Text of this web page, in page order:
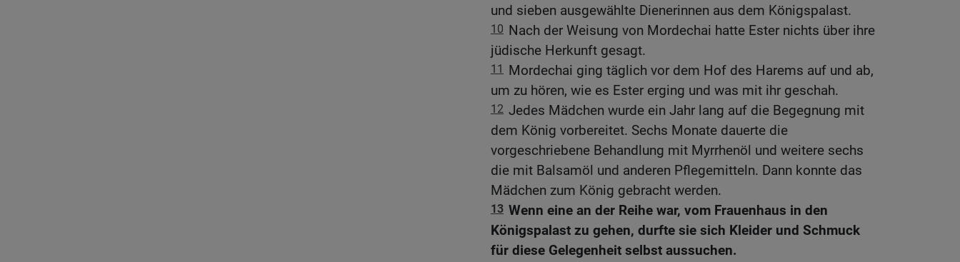
und sieben ausgewählte Dienerinnen aus dem Königspalast.
10 Nach der Weisung von Mordechai hatte Ester nichts über ihre
jüdische Herkunft gesagt.
11
Mordechai ging täglich vor dem Hof des Harems auf und ab,
um zu hören, wie es Ester erging und was mit ihr geschah.
12 Jedes Mädchen wurde ein Jahr lang auf die Begegnung mit
dem König vorbereitet. Sechs Monate dauerte die
vorgeschriebene Behandlung mit Myrrhenöl und weitere sechs
die mit Balsamöl und anderen Pflegemitteln. Dann konnte das
Mädchen zum König gebracht werden.
13 Wenn eine an der Reihe war, vom Frauenhaus in den
Königspalast zu gehen, durfte sie sich Kleider und Schmuck
für diese Gelegenheit selbst aussuchen.